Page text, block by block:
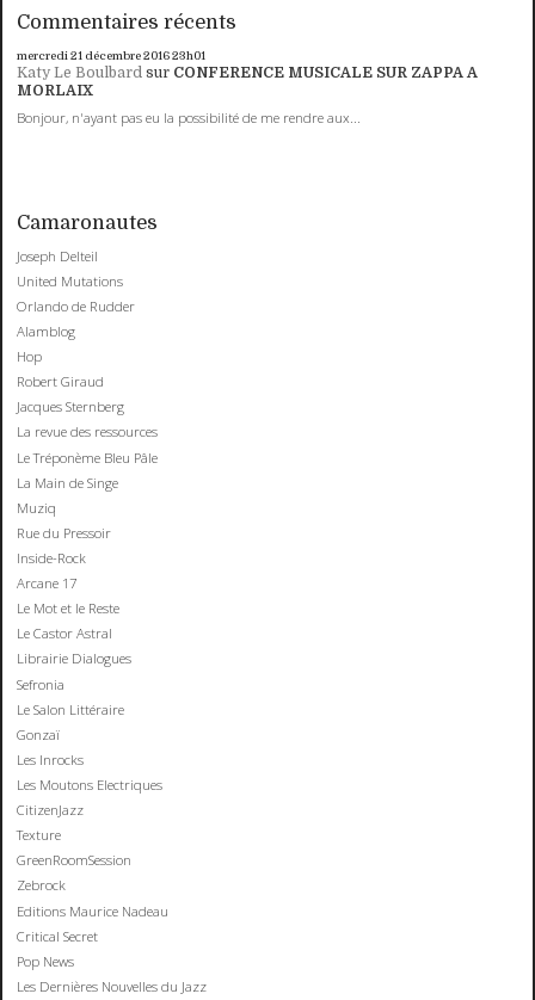
Commentaires récents
mercredi 21 décembre 201623h01
Katy Le Boulbard sur CONFERENCE MUSICALE SUR ZAPPA A
MORLAIX
Bonjour, n'ayant pas eu la possibilité de me rendre aux...
Camaronautes
Joseph Delteil
United Mutations
Orlando de Rudder
Alamblog
Hop
Robert Giraud
Jacques Sternberg
La revue des ressources
Le Tréponème Bleu Pâle
La Main de Singe
Muziq
Rue du Pressoir
Inside-Rock
Arcane 17
Le Mot et le Reste
Le Castor Astral
Librairie Dialogues
Sefronia
Le Salon Littéraire
Gonzaï
Les Inrocks
Les Moutons Electriques
CitizenJazz
Texture
GreenRoomSession
Zebrock
Editions Maurice Nadeau
Critical Secret
Pop News
Les Dernières Nouvelles du Jazz